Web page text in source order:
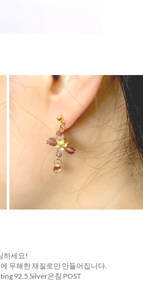
하세요!
무해한 재질로만 만들어집니다.
92.5 Silver은침 POST